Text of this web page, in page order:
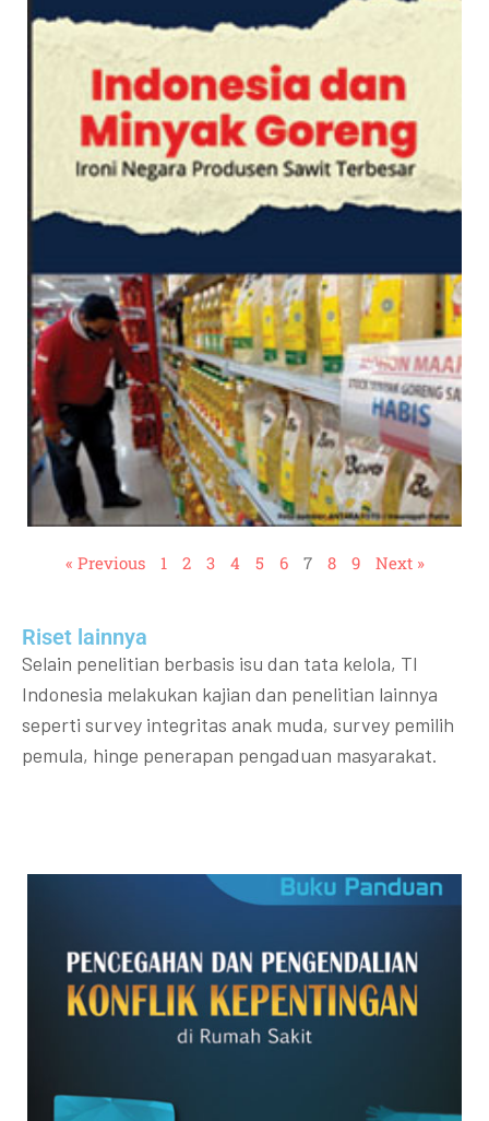
« Previous 1 2 3 4 5 6 7 8 9 Next »
Riset lainnya​​
Selain penelitian berbasis isu dan tata kelola, TI
Indonesia melakukan kajian dan penelitian lainnya
seperti survey integritas anak muda, survey pemilih
pemula, hinge penerapan pengaduan masyarakat.